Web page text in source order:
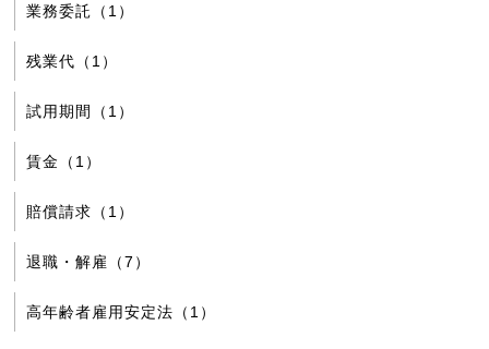
業務委託（1）
残業代（1）
試用期間（1）
賃金（1）
賠償請求（1）
退職・解雇（7）
高年齢者雇用安定法（1）